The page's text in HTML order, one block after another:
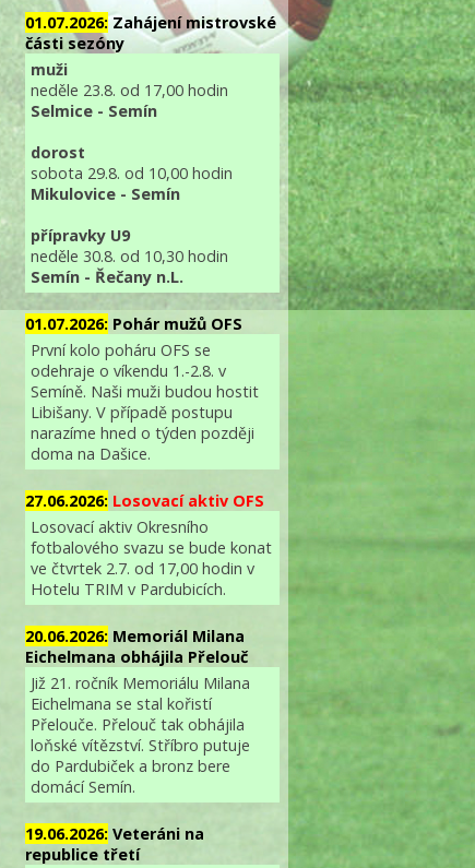
01.07.2026: Zahájení mistrovské
části sezóny
muži
neděle 23.8. od 17,00 hodin
Selmice - Semín
dorost
sobota 29.8. od 10,00 hodin
Mikulovice - Semín
přípravky U9
neděle 30.8. od 10,30 hodin
Semín - Řečany n.L.
01.07.2026: Pohár mužů OFS
První kolo poháru OFS se
odehraje o víkendu 1.-2.8. v
Semíně. Naši muži budou hostit
Libišany. V případě postupu
narazíme hned o týden později
doma na Dašice.
27.06.2026: Losovací aktiv OFS
Losovací aktiv Okresního
fotbalového svazu se bude konat
ve čtvrtek 2.7. od 17,00 hodin v
Hotelu TRIM v Pardubicích.
20.06.2026: Memoriál Milana
Eichelmana obhájila Přelouč
Již 21. ročník Memoriálu Milana
Eichelmana se stal kořistí
Přelouče. Přelouč tak obhájila
loňské vítězství. Stříbro putuje
do Pardubiček a bronz bere
domácí Semín.
19.06.2026: Veteráni na
republice třetí